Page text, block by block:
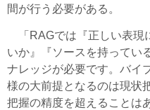
間が行う必要がある。
「RAGでは『正しい表現
いか』『ソースを持ってい
ナレッジが必要です。バイ
様の大前提となるのは現状
把握の精度を超えることは